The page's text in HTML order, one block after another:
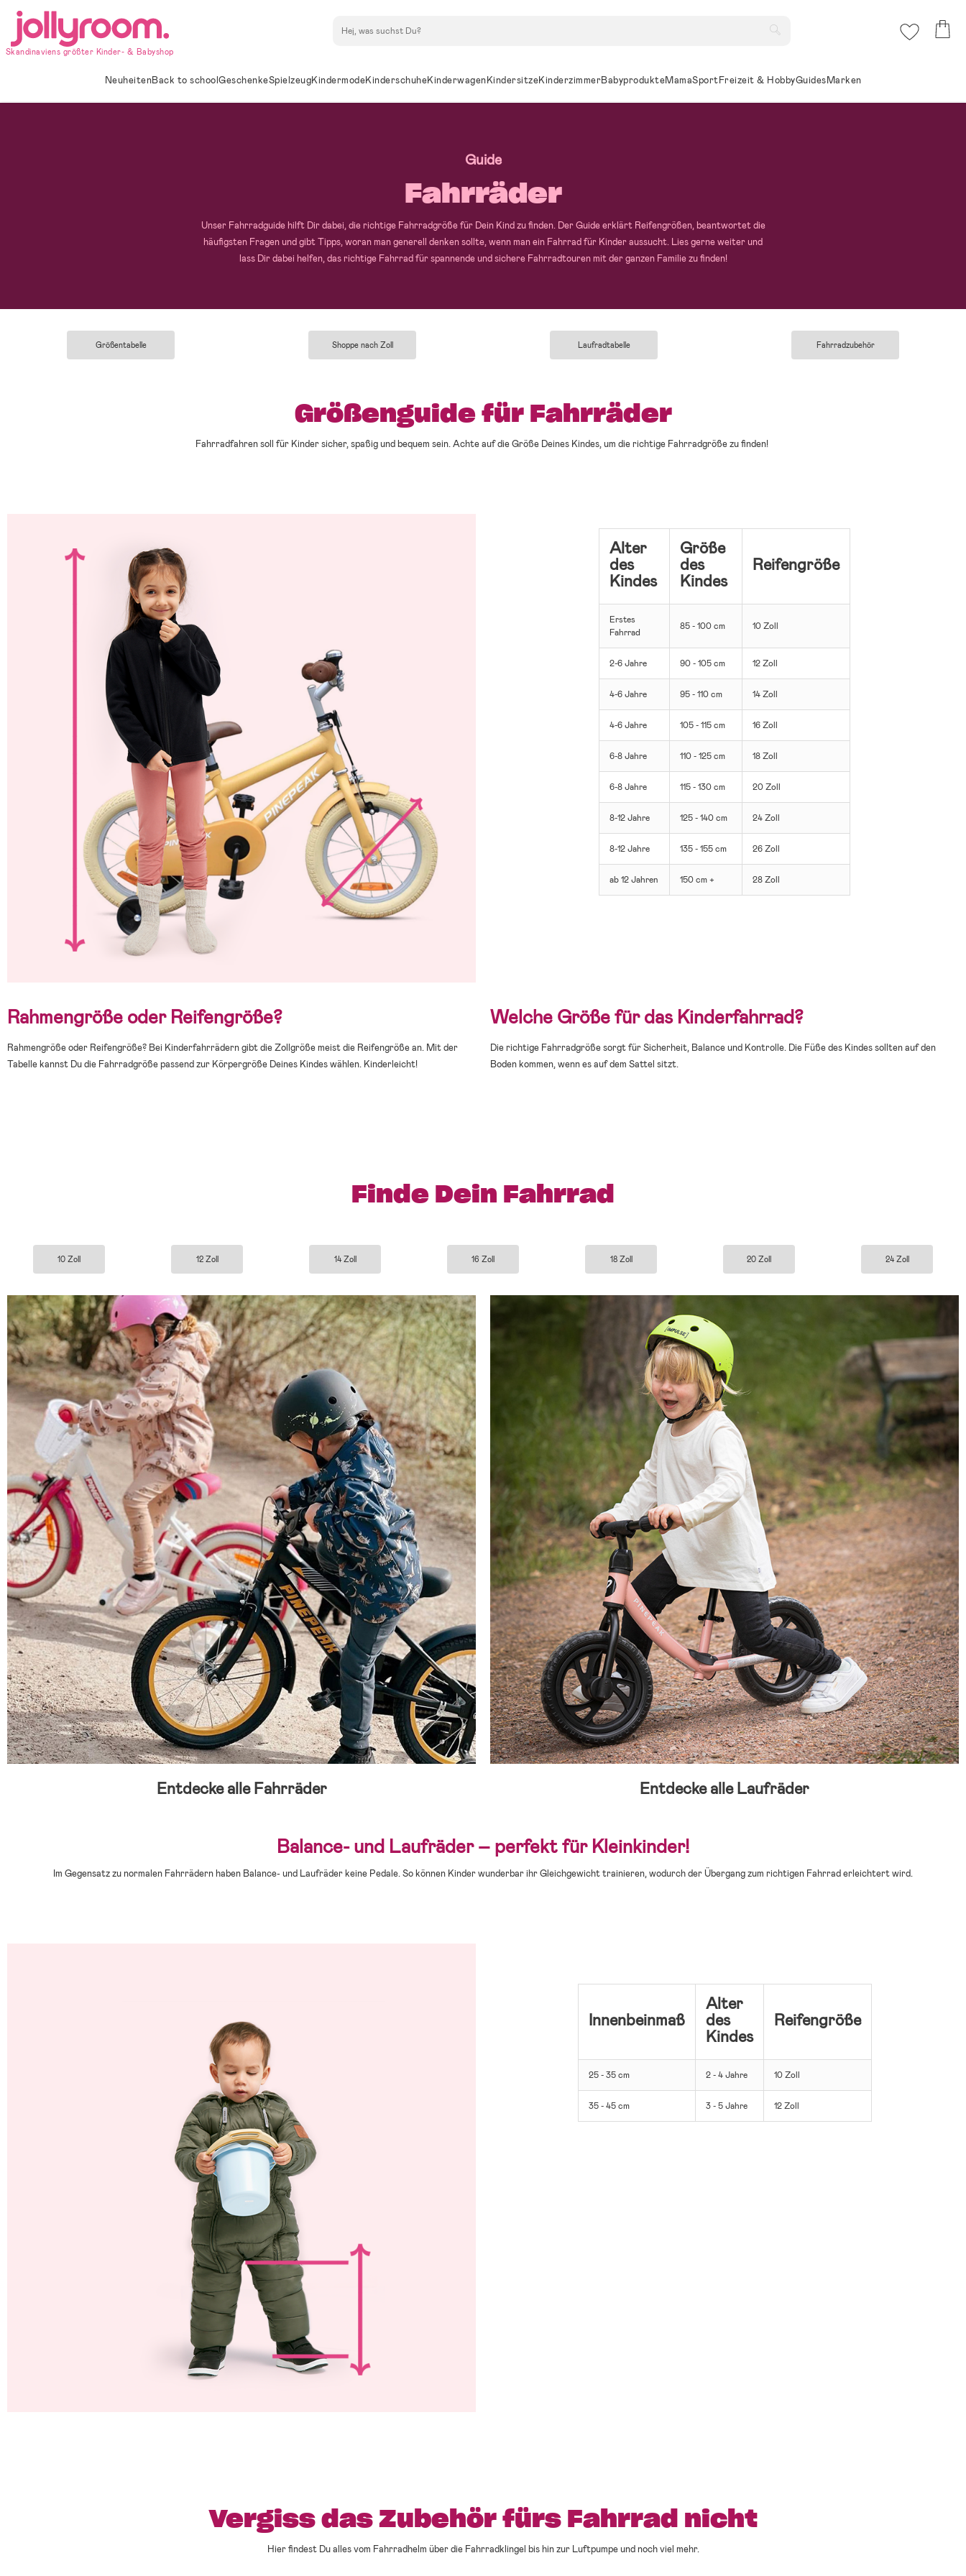
Hoppa
innehållet
Skandinaviens größter Kinder- & Babyshop
NeuheitenBack to schoolGeschenkeSpielzeugKindermodeKinderschuheKinderwagenKindersitzeKinderzimmerBabyprodukteMamaSportFreizeit & HobbyGuidesMarken
Guide
Fahrräder
Unser Fahrradguide hilft Dir dabei, die richtige Fahrradgröße für Dein Kind zu finden. Der Guide erklärt Reifengrößen, beantwortet die
häufigsten Fragen und gibt Tipps, woran man generell denken sollte, wenn man ein Fahrrad für Kinder aussucht. Lies gerne weiter und
lass Dir dabei helfen, das richtige Fahrrad für spannende und sichere Fahrradtouren mit der ganzen Familie zu finden!
Größentabelle Shoppe nach Zoll Laufradtabelle Fahrradzubehör
Größenguide für Fahrräder
Fahrradfahren soll für Kinder sicher, spaßig und bequem sein. Achte auf die Größe Deines Kindes, um die richtige Fahrradgröße zu finden!
Alter
des
Kindes
Größe
des
Kindes
Reifengröße
Erstes
Fahrrad
85 - 100 cm 10 Zoll
2-6 Jahre 90 - 105 cm 12 Zoll
4-6 Jahre 95 - 110 cm 14 Zoll
4-6 Jahre 105 - 115 cm 16 Zoll
6-8 Jahre 110 - 125 cm 18 Zoll
6-8 Jahre 115 - 130 cm 20 Zoll
8-12 Jahre 125 - 140 cm 24 Zoll
8-12 Jahre 135 - 155 cm 26 Zoll
ab 12 Jahren 150 cm + 28 Zoll
Rahmengröße oder Reifengröße?
Rahmengröße oder Reifengröße? Bei Kinderfahrrädern gibt die Zollgröße meist die Reifengröße an. Mit der
Tabelle kannst Du die Fahrradgröße passend zur Körpergröße Deines Kindes wählen. Kinderleicht!
Welche Größe für das Kinderfahrrad?
Die richtige Fahrradgröße sorgt für Sicherheit, Balance und Kontrolle. Die Füße des Kindes sollten auf den
Boden kommen, wenn es auf dem Sattel sitzt.
Finde Dein Fahrrad
10 Zoll 12 Zoll 14 Zoll 16 Zoll 18 Zoll 20 Zoll 24 Zoll
Entdecke alle Fahrräder Entdecke alle Laufräder
Balance- und Laufräder – perfekt für Kleinkinder!
Im Gegensatz zu normalen Fahrrädern haben Balance- und Laufräder keine Pedale. So können Kinder wunderbar ihr Gleichgewicht trainieren, wodurch der Übergang zum richtigen Fahrrad erleichtert wird.
Innenbeinmaß
Alter
des
Kindes
Reifengröße
25 - 35 cm 2 - 4 Jahre 10 Zoll
35 - 45 cm 3 - 5 Jahre 12 Zoll
Vergiss das Zubehör fürs Fahrrad nicht
Hier findest Du alles vom Fahrradhelm über die Fahrradklingel bis hin zur Luftpumpe und noch viel mehr.